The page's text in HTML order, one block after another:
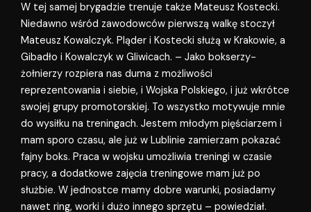
W tej samej brygadzie trenuje także Mateusz Kostecki.
Niedawno wśród zawodowców pierwszą walkę stoczył
Mateusz Kowalczyk. Pląder i Kostecki służą w Krakowie, a
Gibadło i Kowalczyk w Gliwicach. – Jako bokserzy-
żołnierzy rozpiera nas duma z możliwości
reprezentowania i siebie, i Wojska Polskiego, i już wkrótce
swojej grupy promotorskiej. To wszystko motywuje mnie
do wysiłku na treningach. Jestem młodym pięściarzem i
mam sporo czasu, ale już w Lublinie zamierzam pokazać
fajny boks. Praca w wojsku umożliwia treningi w czasie
pracy, a dodatkowe zajęcia treningowe mam już po
służbie. W jednostce mamy dobre warunki, posiadamy
nawet ring, worki i dużo innego sprzętu – powiedział.